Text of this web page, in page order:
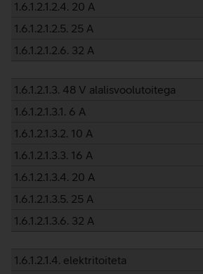
1.6.1.2.1.2.4. 20 A
1.6.1.2.1.2.5. 25 A
1.6.1.2.1.2.6. 32 A
1.6.1.2.1.3. 48 V alalisvoolutoitega
1.6.1.2.1.3.1. 6 A
1.6.1.2.1.3.2. 10 A
1.6.1.2.1.3.3. 16 A
1.6.1.2.1.3.4. 20 A
1.6.1.2.1.3.5. 25 A
1.6.1.2.1.3.6. 32 A
1.6.1.2.1.4. elektritoiteta